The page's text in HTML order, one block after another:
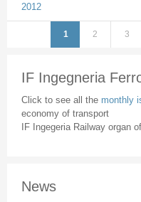
2012
1 2 3
IF Ingegneria
Click to see all the monthly
economy of transport
IF Ingegeria Railway organ
News